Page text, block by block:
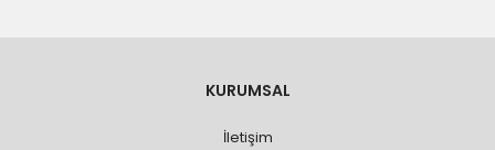
KURUMSAL
İletişim